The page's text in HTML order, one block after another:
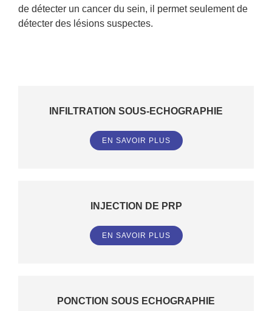
de détecter un cancer du sein, il permet seulement de
détecter des lésions suspectes.
INFILTRATION SOUS-ECHOGRAPHIE
EN SAVOIR PLUS
INJECTION DE PRP
EN SAVOIR PLUS
PONCTION SOUS ECHOGRAPHIE